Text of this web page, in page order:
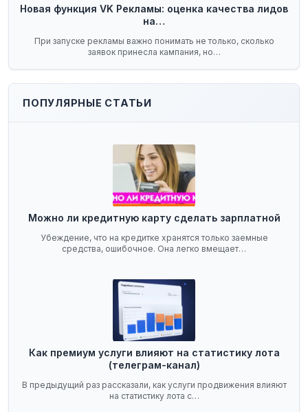
Новая функция VK Рекламы: оценка качества лидов
на…
При запуске рекламы важно понимать не только, сколько
заявок принесла кампания, но…
ПОПУЛЯРНЫЕ СТАТЬИ
Можно ли кредитную карту сделать зарплатной
Убеждение, что на кредитке хранятся только заемные
средства, ошибочное. Она легко вмещает…
Как премиум услуги влияют на статистику лота
(телеграм-канал)
В предыдущий раз рассказали, как услуги продвижения влияют
на статистику лота с…